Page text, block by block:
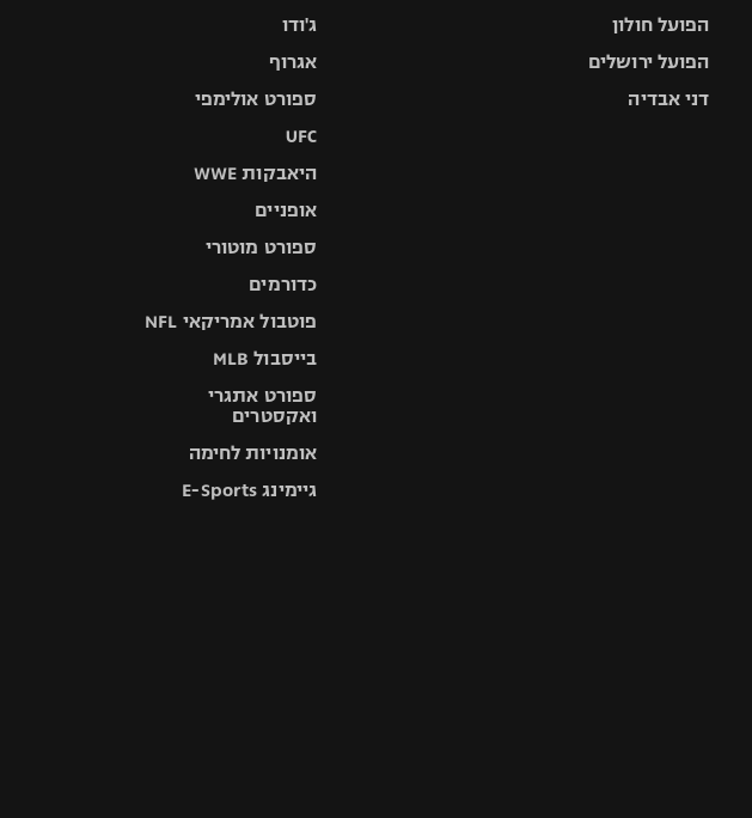
הפועל חולון
הפועל ירושלים
דני אבדיה
ג'ודו
אגרוף
ספורט אולימפי
UFC
היאבקות WWE
אופניים
ספורט מוטורי
כדורמים
פוטבול אמריקאי NFL
בייסבול MLB
ספורט אתגרי
ואקסטרים
אומנויות לחימה
גיימינג E-Sports